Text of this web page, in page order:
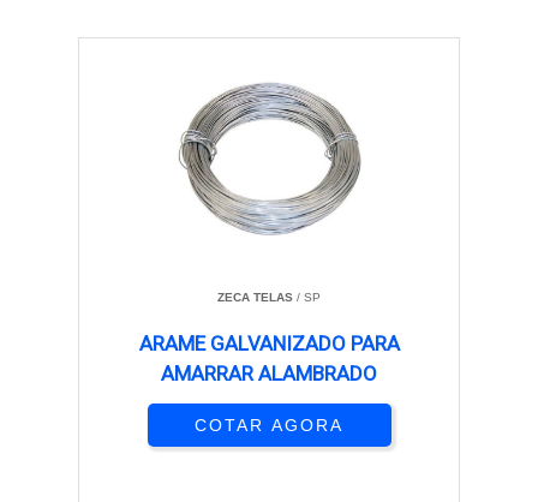
ZECA TELAS / SP
ARAME GALVANIZADO PARA
AMARRAR ALAMBRADO
COTAR AGORA